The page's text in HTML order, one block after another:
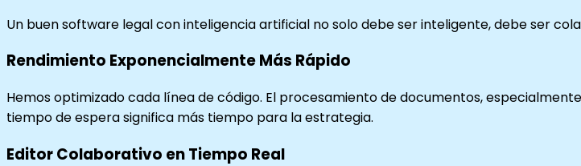
Un buen software legal con inteligencia artificial no solo debe ser inteligente, debe ser
Rendimiento Exponencialmente Más Rápido
Hemos optimizado cada línea de código. El procesamiento de documentos,
tiempo de espera significa más tiempo para la estrategia.
Editor Colaborativo en Tiempo Real